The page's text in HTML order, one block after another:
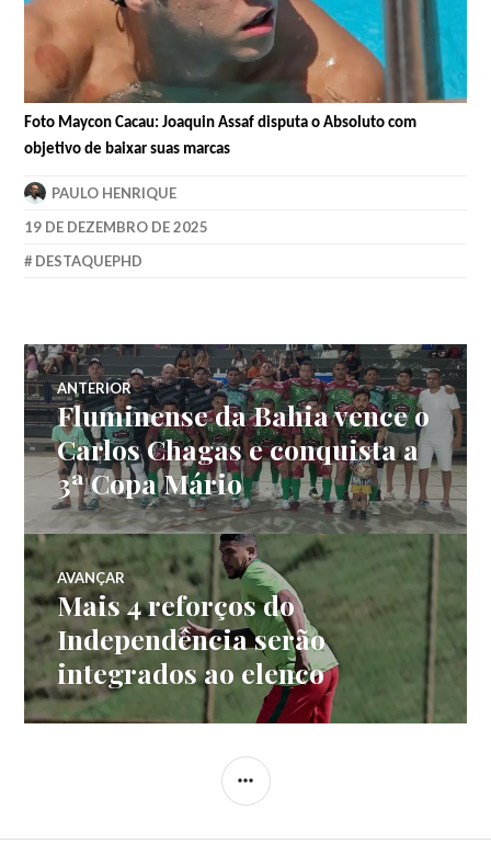
Foto Maycon Cacau: Joaquin Assaf disputa o Absoluto com
objetivo de baixar suas marcas
PAULO HENRIQUE
19 DE DEZEMBRO DE 2025
DESTAQUEPHD
ANTERIOR
Fluminense da Bahia vence o
Carlos Chagas e conquista a
3ª Copa Mário
AVANÇAR
Mais 4 reforços do
Independência serão
integrados ao elenco